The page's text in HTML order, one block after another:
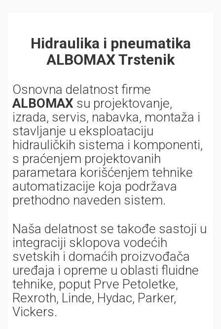
Hidraulika i pneumatika
ALBOMAX Trstenik
Osnovna delatnost firme
ALBOMAX su projektovanje,
izrada, servis, nabavka, montaža i
stavljanje u eksploataciju
hidrauličkih sistema i komponenti,
s praćenjem projektovanih
parametara korišćenjem tehnike
automatizacije koja podržava
prethodno naveden sistem.
Naša delatnost se takođe sastoji u
integraciji sklopova vodećih
svetskih i domaćih proizvođača
uređaja i opreme u oblasti fluidne
tehnike, poput Prve Petoletke,
Rexroth, Linde, Hydac, Parker,
Vickers.